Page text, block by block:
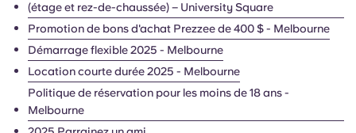
(étage et rez-de-chaussée) – University Square
Promotion de bons d'achat Prezzee de 400 $ - Melbourne
Démarrage flexible 2025 - Melbourne
Location courte durée 2025 - Melbourne
Politique de réservation pour les moins de 18 ans -
Melbourne